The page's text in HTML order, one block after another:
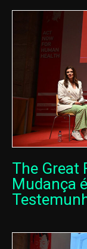
The Great
Mudança